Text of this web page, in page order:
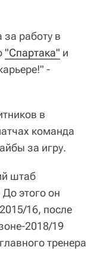
работу в
"Спартака" и
-
в
команда
за игру.
штаб
этого он
16, после
2018/19
тренера